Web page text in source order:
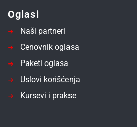
Oglasi
Naši partneri
Cenovnik oglasa
Paketi oglasa
Uslovi korišćenja
Kursevi i prakse